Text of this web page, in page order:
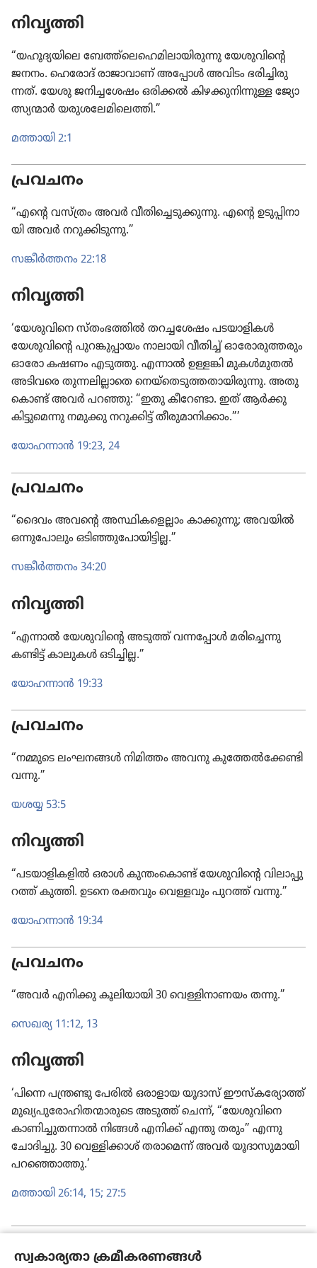
സ്വകാര്യതാ ക്രമീകരണങ്ങൾ
നിവൃത്തി
“യഹൂദ്യ​യി​ലെ ബേത്ത്‌ലെ​ഹെ​മി​ലാ​യി​രു​ന്നു യേശു​വി​ന്റെ
ജനനം. ഹെരോ​ദ്‌ രാജാ​വാണ്‌ അപ്പോൾ അവിടം ഭരിച്ചി​രു​
ന്നത്‌. യേശു ജനിച്ച​ശേഷം ഒരിക്കൽ കിഴക്കു​നി​ന്നുള്ള ജ്യോ​
ത്സ്യ​ന്മാർ യരുശ​ലേ​മി​ലെത്തി.”
മത്തായി 2:1
പ്രവചനം
“എന്റെ വസ്‌ത്രം അവർ വീതി​ച്ചെ​ടു​ക്കു​ന്നു. എന്റെ ഉടുപ്പി​നാ​
യി അവർ നറുക്കി​ടു​ന്നു.”
സങ്കീർത്ത​നം 22:18
നിവൃത്തി
‘യേശു​വി​നെ സ്‌തം​ഭ​ത്തിൽ തറച്ച​ശേഷം പടയാ​ളി​കൾ
യേശു​വി​ന്റെ പുറങ്കു​പ്പാ​യം നാലായി വീതിച്ച്‌ ഓരോ​രു​ത്ത​രും
ഓരോ കഷണം എടുത്തു. എന്നാൽ ഉള്ളങ്കി മുകൾമു​തൽ
അടിവരെ തുന്നലി​ല്ലാ​തെ നെയ്‌തെ​ടു​ത്ത​താ​യി​രു​ന്നു. അതു​
കൊണ്ട്‌ അവർ പറഞ്ഞു: “ഇതു കീറേണ്ടാ. ഇത്‌ ആർക്കു
കിട്ടു​മെന്നു നമുക്കു നറുക്കി​ട്ട്‌ തീരു​മാ​നി​ക്കാം.”’
യോഹ​ന്നാൻ 19:23, 24
പ്രവചനം
“ദൈവം അവന്റെ അസ്ഥിക​ളെ​ല്ലാം കാക്കുന്നു; അവയിൽ
ഒന്നു​പോ​ലും ഒടിഞ്ഞു​പോ​യി​ട്ടില്ല.”
സങ്കീർത്ത​നം 34:20
നിവൃത്തി
“എന്നാൽ യേശു​വി​ന്റെ അടുത്ത്‌ വന്നപ്പോൾ മരി​ച്ചെന്നു
കണ്ടിട്ട്‌ കാലുകൾ ഒടിച്ചില്ല.”
യോഹ​ന്നാൻ 19:33
പ്രവചനം
“നമ്മുടെ ലംഘനങ്ങൾ നിമിത്തം അവനു കുത്തേൽക്കേ​ണ്ടി​
വന്നു.”
യശയ്യ 53:5
നിവൃത്തി
“പടയാ​ളി​ക​ളിൽ ഒരാൾ കുന്തം​കൊണ്ട്‌ യേശു​വി​ന്റെ വിലാ​പ്പു​
റത്ത്‌ കുത്തി. ഉടനെ രക്തവും വെള്ളവും പുറത്ത്‌ വന്നു.”
യോഹ​ന്നാൻ 19:34
പ്രവചനം
“അവർ എനിക്കു കൂലി​യാ​യി 30 വെള്ളി​നാ​ണയം തന്നു.”
സെഖര്യ 11:12, 13
നിവൃത്തി
‘പിന്നെ പന്ത്രണ്ടു പേരിൽ ഒരാളായ യൂദാസ്‌ ഈസ്‌ക​ര്യോത്ത്‌
മുഖ്യ​പു​രോ​ഹി​ത​ന്മാ​രു​ടെ അടുത്ത്‌ ചെന്ന്‌, “യേശു​വി​നെ
കാണി​ച്ചു​ത​ന്നാൽ നിങ്ങൾ എനിക്ക്‌ എന്തു തരും” എന്നു
ചോദി​ച്ചു. 30 വെള്ളി​ക്കാശ്‌ തരാ​മെന്ന്‌ അവർ യൂദാ​സു​മാ​യി
പറഞ്ഞൊ​ത്തു.’
മത്തായി 26:14, 15; 27:5